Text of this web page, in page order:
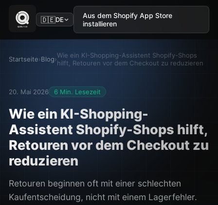
🇩🇪DE
Aus dem Shopify App Store
installieren
Startseite›Blog›Wie ein KI-Shopping-Assistent Shopify-Shops
hilft, Retouren vor dem Checkout zu reduzieren
20. Mai 2026 6 Min. Lesezeit
Wie ein KI-Shopping-
Assistent Shopify-Shops hilft,
Retouren vor dem Checkout zu
reduzieren
Retouren beginnen oft mit einer schlechten
Kaufentscheidung, nicht mit einem Lagerfehler.